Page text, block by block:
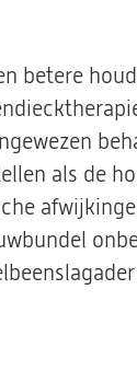
betere
als de